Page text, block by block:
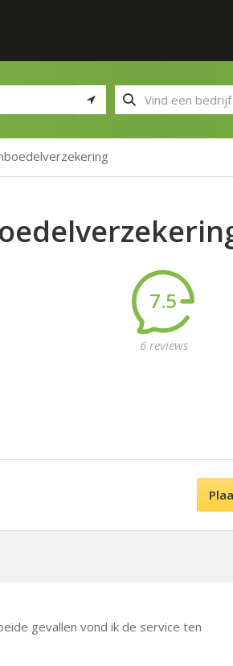
7.5
6 reviews
gevallen vond ik de service ten